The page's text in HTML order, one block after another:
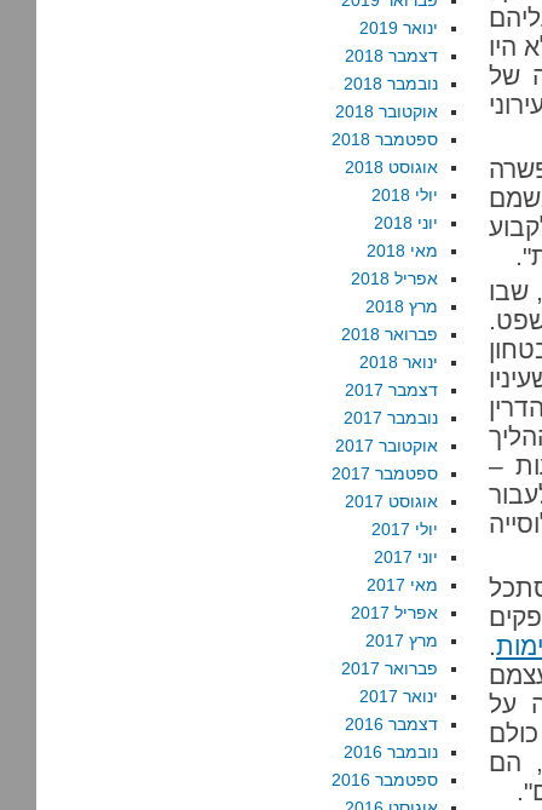
היו
של
שבו
מתוך 17 נסיעות –
.
על
הם
ינואר 2019
דצמבר 2018
נובמבר 2018
אוקטובר 2018
ספטמבר 2018
אוגוסט 2018
יולי 2018
יוני 2018
מאי 2018
אפריל 2018
מרץ 2018
פברואר 2018
ינואר 2018
דצמבר 2017
נובמבר 2017
אוקטובר 2017
ספטמבר 2017
אוגוסט 2017
יולי 2017
יוני 2017
מאי 2017
אפריל 2017
מרץ 2017
פברואר 2017
ינואר 2017
דצמבר 2016
נובמבר 2016
ספטמבר 2016